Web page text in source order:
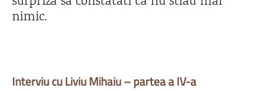
nimic.
Interviu cu Liviu Mihaiu – partea a IV-a